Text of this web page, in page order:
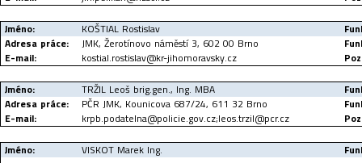
Jméno: KOŠTIAL Rostislav
Adresa práce:
JMK, Žerotínovo náměstí 3, 602 00 Brno
E-mail:
kostial.rostislav@kr-jihomoravsky.cz
Jméno: TRŽIL Leoš brig.gen., Ing. MBA
Adresa práce:
PČR JMK, Kounicova 687/24, 611 32 Brno
E-mail:
krpb.podatelna@policie.gov.cz;leos.trzil@pcr.cz
Jméno: VISKOT Marek Ing.